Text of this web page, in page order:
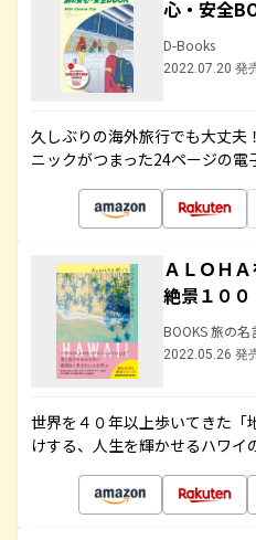
心・安全
D-Books
2022.07.20 発
久しぶりの海外旅行でも大丈夫
ニックがつまった24ページの電
ＡＬＯＨ
絶景１００
BOOKS 旅の名
2022.05.26 発
世界を４０年以上歩いてきた「
けする、人生を輝かせるハワイ